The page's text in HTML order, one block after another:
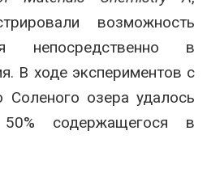
возможность
непосредственно в
В ходе экспериментов с
озера удалось
содержащегося в